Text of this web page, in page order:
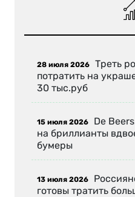
28 июля 2026 Треть
потратить на
30 тыс.руб
15 июля 2026 De
на бриллианты
бумеры
13 июля 2026
готовы тратить